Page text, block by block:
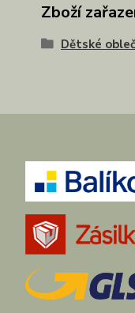
Zboží
Dětské